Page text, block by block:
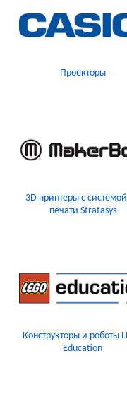
Проекторы
3D принтеры с
печати Stratasys
Конструкторы и роботы
Education